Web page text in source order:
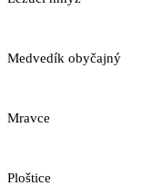
Medvedík obyčajný
Mravce
Ploštice